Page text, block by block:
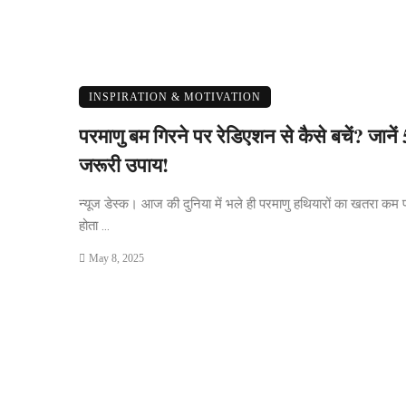
INSPIRATION & MOTIVATION
परमाणु बम गिरने पर रेडिएशन से कैसे बचें? जानें
जरूरी उपाय!
न्यूज डेस्क। आज की दुनिया में भले ही परमाणु हथियारों का खतरा कम
होता ...
May 8, 2025